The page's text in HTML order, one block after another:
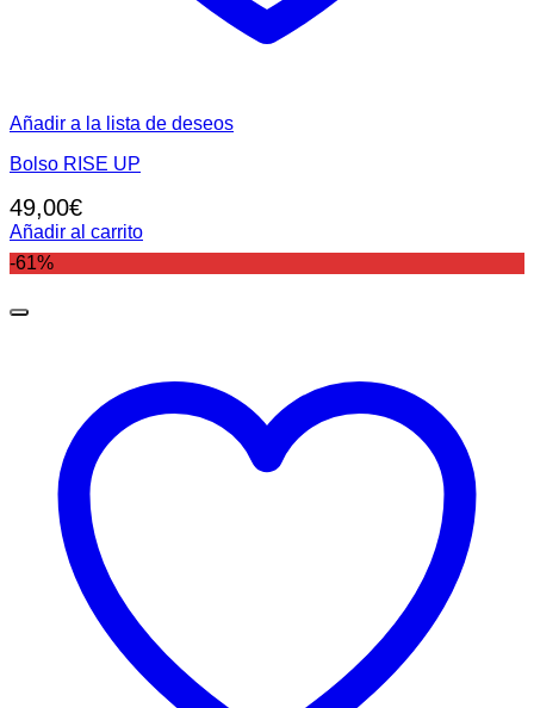
Añadir a la lista de deseos
Bolso RISE UP
49,00€
Añadir al carrito
-61%